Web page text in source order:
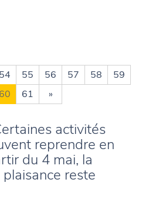
54 55 56 57 58
59
60
61 »
activités
reprendre en
du 4 mai, la
reste